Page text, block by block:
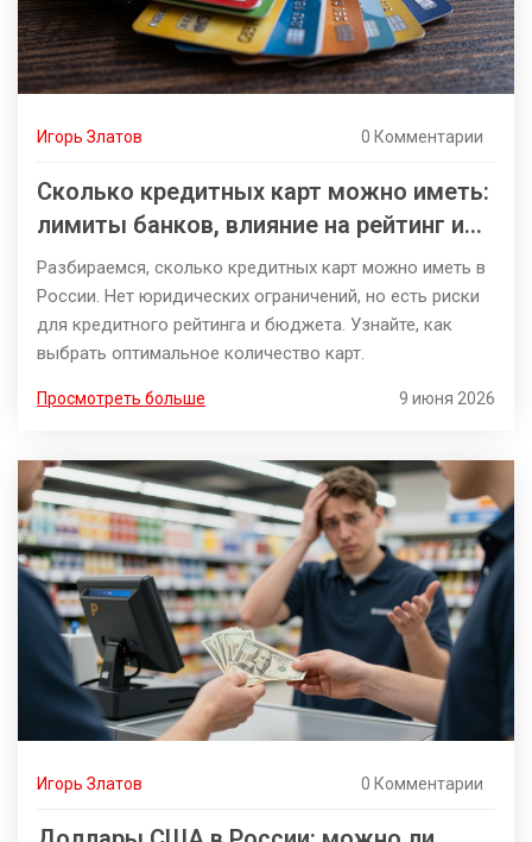
Игорь Златов 0 Комментарии
Сколько кредитных карт можно иметь:
лимиты банков, влияние на рейтинг и
риски
Разбираемся, сколько кредитных карт можно иметь в
России. Нет юридических ограничений, но есть риски
для кредитного рейтинга и бюджета. Узнайте, как
выбрать оптимальное количество карт.
Просмотреть больше 9 июня 2026
Игорь Златов 0 Комментарии